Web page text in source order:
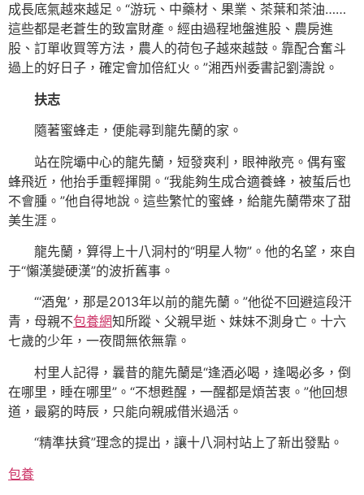
成長底氣越來越足。“游玩、中藥材、果業、茶葉和茶油……
這些都是老蒼生的致富財產。經由過程地盤進股、農房進
股、訂單收買等方法，農人的荷包子越來越鼓。靠配合奮斗
過上的好日子，確定會加倍紅火。”湘西州委書記劉濤說。
扶志
隨著蜜蜂走，便能尋到龍先蘭的家。
站在院壩中心的龍先蘭，短發爽利，眼神敞亮。偶有蜜
蜂飛近，他抬手重輕揮開。“我能夠生成合適養蜂，被蜇后也
不會腫。”他自得地說。這些繁忙的蜜蜂，給龍先蘭帶來了甜
美生涯。
龍先蘭，算得上十八洞村的“明星人物”。他的名望，來自
于“懶漢變硬漢”的波折舊事。
“‘酒鬼’，那是2013年以前的龍先蘭。”他從不回避這段汗
青，母親不包養網知所蹤、父親早逝、妹妹不測身亡。十六
七歲的少年，一夜間無依無靠。
村里人記得，曩昔的龍先蘭是“逢酒必喝，逢喝必多，倒
在哪里，睡在哪里”。“不想甦醒，一醒都是煩苦衷。”他回想
道，最窮的時辰，只能向親戚借米過活。
“精準扶貧”理念的提出，讓十八洞村站上了新出發點。
包養